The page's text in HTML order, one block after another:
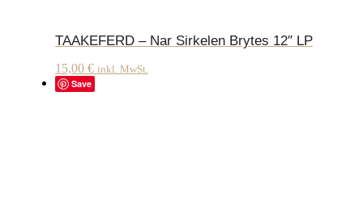
TAAKEFERD – Nar Sirkelen Brytes 12″ LP
15,00 € inkl. MwSt.
Save